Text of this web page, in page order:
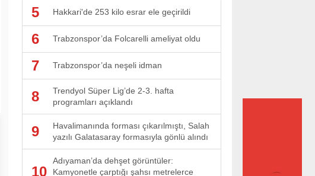
5 Hakkari'de 253 kilo esrar ele geçirildi
6 Trabzonspor’da Folcarelli ameliyat oldu
7 Trabzonspor’da neşeli idman
8
Trendyol Süper Lig’de 2-3. hafta
programları açıklandı
9
Havalimanında forması çıkarılmıştı, Salah
yazılı Galatasaray formasıyla gönlü alındı
10
Adıyaman’da dehşet görüntüler:
Kamyonetle çarptığı şahsı metrelerce